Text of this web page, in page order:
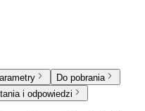
Do pobrania
i odpowiedzi